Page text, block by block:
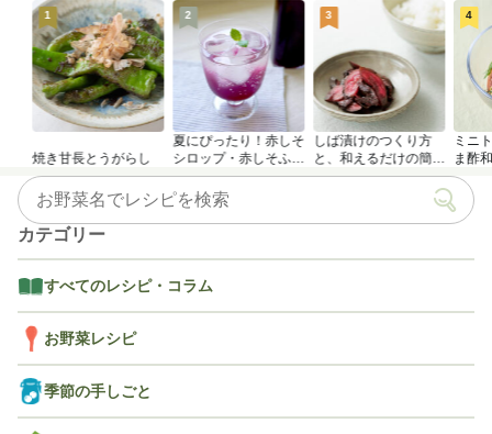
1
焼き甘長とうがらし
2
夏にぴったり！赤しそ
シロップ・赤しそふり
かけのつくり方
3
しば漬けのつくり方
と、和えるだけの簡単
アレンジレシピ
4
ミニ
ま酢
カテゴリー
すべてのレシピ・コラム
お野菜レシピ
季節の手しごと